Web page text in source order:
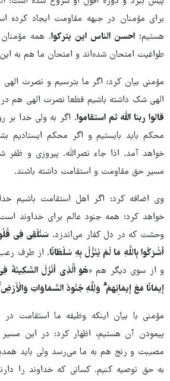
برای مؤمنان در جبهه مقاومت ایجاد
هستیم؛ احسن الناس این یترکوا. همه مؤمنان
طواغیت امتحان شده‌اند و امتحان ما هم به
مؤمنی بیان کرد: اگر ما بترسیم و نصرت الهی
الهی شک داشته باشیم قطعا نصرت الهی هم در
قالوا ربنا الله ثم استقاموا. اگر به ولی خدا بر
محکم باید بایستیم و اگر محکم
خواهد آمد. اذا جاء نصرالله. پیروزی و
مسیر حق مقاومت و استقامت داشته باشند.
وی اضافه کرد: اگر اهل استقامت باشیم
خواهد کرد؛ همه جنود عالم برای خداوند
وحشت که در دل کفار می‌اندزد. سَنُلْقِی فِی
أَشْرَکُوا بِاللَّهِ مَا لَمْ یُنَزِّلْ بِهِ سُلْطَانًا. از طرف رعب
و از سوی دیگر هم «هُوَ الَّذِی أَنْزَلَ السَّکِینَةَ
إِیمَانًا مَعَ إِیمَانِهِمْ ۗ وَلِلَّهِ جُنُودُ السَّمَاوَاتِ
مؤمنی با بیان اینکه وظیفه ما استقامت
پیمودن آن هستیم، اظهار کرد: در این
مصیبت و رنج هم به ما می‌رسد ولی باید
به حق توصیه کنیم. کسانی که خداوند را